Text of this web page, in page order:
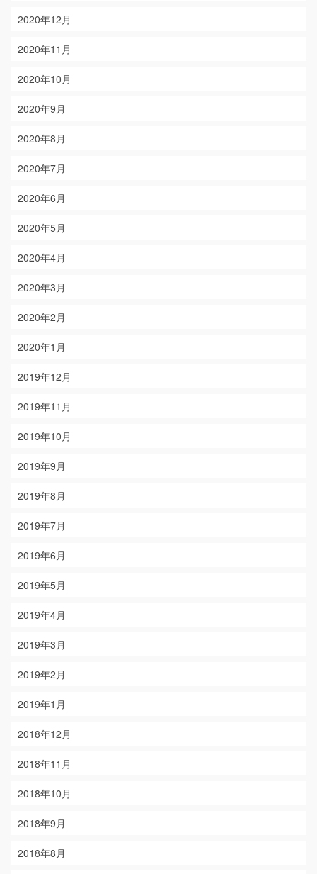
2020年12月
2020年11月
2020年10月
2020年9月
2020年8月
2020年7月
2020年6月
2020年5月
2020年4月
2020年3月
2020年2月
2020年1月
2019年12月
2019年11月
2019年10月
2019年9月
2019年8月
2019年7月
2019年6月
2019年5月
2019年4月
2019年3月
2019年2月
2019年1月
2018年12月
2018年11月
2018年10月
2018年9月
2018年8月